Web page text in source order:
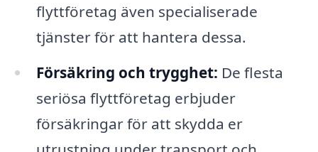
flyttföretag även specialiserade
tjänster för att hantera dessa.
Försäkring och trygghet: De flesta
seriösa flyttföretag erbjuder
försäkringar för att skydda er